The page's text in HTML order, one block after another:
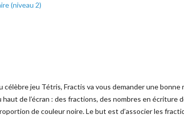
(niveau 2)
célèbre jeu Tétris, Fractis va vous demander une
de l’écran : des fractions, des nombres en écriture
de couleur noire. Le but est d’associer les